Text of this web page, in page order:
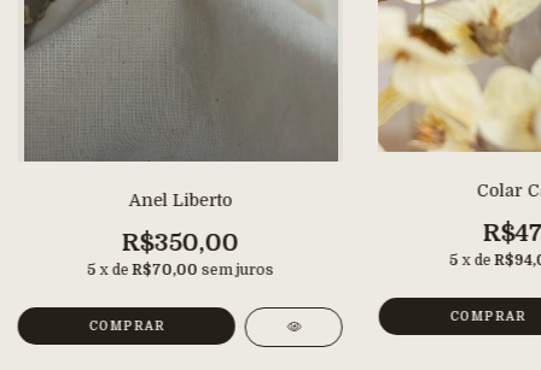
Anel Liberto
R$350,00
5 x deR$70,00 sem juros
Colar
5 x de